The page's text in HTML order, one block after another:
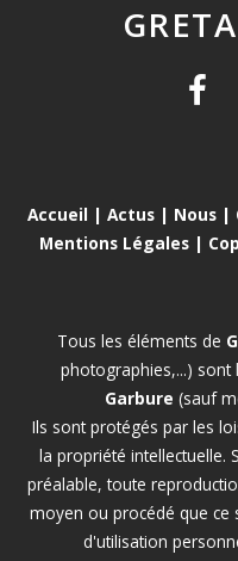
Accueil | Actus| Nous|
Mentions Légales |
Tous les éléments de
photographies,...) sont
Garbure (sauf
Ils sont protégés par les
la propriété intellectuelle.
préalable, toute
moyen ou procédé que ce
d'utilisation